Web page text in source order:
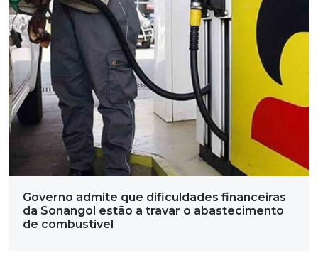
Governo admite que dificuldades financeiras
da Sonangol estão a travar o abastecimento
de combustível